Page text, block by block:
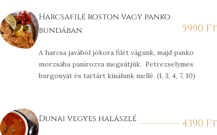
Harcsafilé roston vagy panko
bundában
5990 Ft
A harcsa javából jókora filét vágunk, majd panko
morzsába panírozva megsütjük. Petrezselymes
burgonyát és tartárt kínálunk mellé. (1, 3, 4, 7, 10)
Dunai vegyes halászlé 4390 Ft